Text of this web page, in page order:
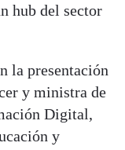
hub del sector
la presentación
y ministra de
Digital,
y